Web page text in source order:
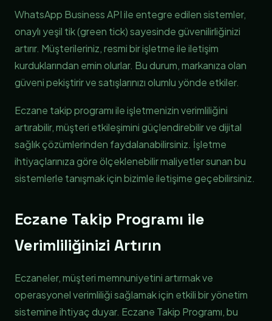
WhatsApp Business API ile entegre edilen sistemler,
onaylı yeşil tik (green tick) sayesinde güvenilirliğinizi
artırır. Müşterileriniz, resmi bir işletme ile iletişim
kurduklarından emin olurlar. Bu durum, markanıza olan
güveni pekiştirir ve satışlarınızı olumlu yönde etkiler.
Eczane takip programı ile işletmenizin verimliliğini
artırabilir, müşteri etkileşimini güçlendirebilir ve dijital
sağlık çözümlerinden faydalanabilirsiniz. İşletme
ihtiyaçlarınıza göre ölçeklenebilir maliyetler sunan bu
sistemlerle tanışmak için bizimle iletişime geçebilirsiniz.
Eczane Takip Programı ile
Verimliliğinizi Artırın
Eczaneler, müşteri memnuniyetini artırmak ve
operasyonel verimliliği sağlamak için etkili bir yönetim
sistemine ihtiyaç duyar. Eczane Takip Programı, bu